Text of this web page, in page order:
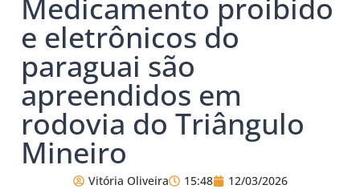
Medicamento proibido
e eletrônicos do
paraguai são
apreendidos em
rodovia do Triângulo
Mineiro
Vitória Oliveira 15:48 12/03/2026